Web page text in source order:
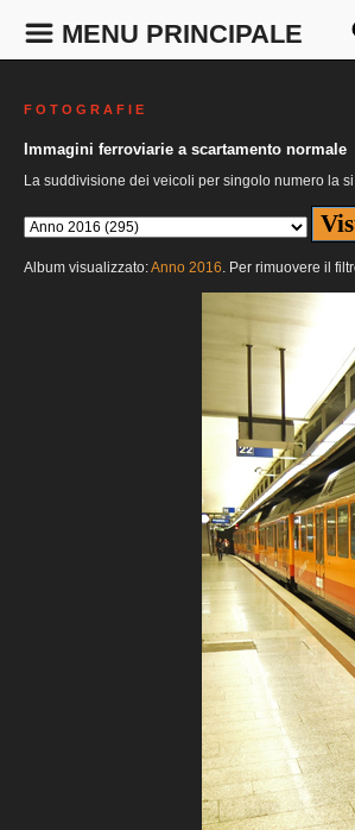
MENU PRINCIPALE
F O T O G R A F I E
Immagini ferroviarie a scartamento normale
La suddivisione dei veicoli per singolo numero la
Album visualizzato:Anno 2016. Per rimuovere il